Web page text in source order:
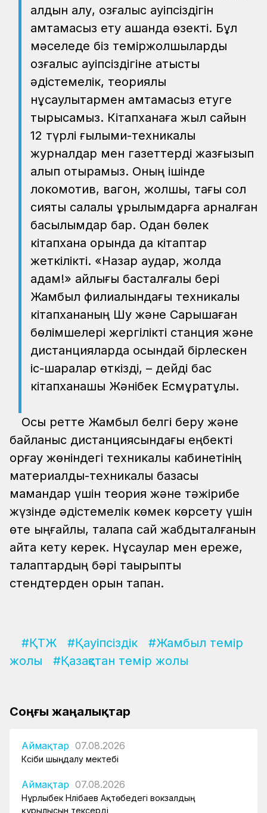
алдын алу, қозғалыс қауіпсіздігін
қамтамасыз ету қашанда өзекті. Бұл
мәселеде біз теміржолшыларды
қозғалыс қауіпсіздігіне қатысты
әдістемелік, теориялық
нұсқаулықтармен қамтамасыз етуге
тырысамыз. Кітапханаға жыл сайын
12 түрлі ғылыми-техникалық
журналдар мен газеттерді жазғызып
алып отырамыз. Оның ішінде
локомотив, вагон, жолшы, тағы сол
сияқты салалық құрылымдарға арналған
басылымдар бар. Одан бөлек
кітапхана қорында да кітаптар
жеткілікті. «Назар аудар, жолда
адам!» айлығы басталғалы бері
Жамбыл филиалындағы техникалық
кітапхананың Шу және Сарышаған
бөлімшелері жергілікті станция және
дистанцияларда осындай бірлескен
іс-шаралар өткізді, – дейді бас
кітапханашы Жәнібек Есмұратұлы.
Осы ретте Жамбыл белгі беру және
байланыс дистанциясындағы еңбекті
қорғау жөніндегі техникалық кабинетінің
материалдық-техникалық базасы
мамандар үшін теория және тәжірибе
жүзінде әдістемелік көмек көрсету үшін
өте ыңғайлы, талапқа сай жабдықталғанын
айта кету керек. Нұсқаулар мен ереже,
талаптардың бәрі тақырыптық
стендтерден орын тапқан.
#ҚТЖ #Қауіпсіздік
#Жамбыл темір
жолы
#Қазақстан темір жолы
Соңғы жаңалықтар
Аймақтар 07.08.2026
Кәсіби шыңдалу мектебі
Аймақтар 07.08.2026
Нұрлыбек Нәлібаев Ақтөбедегі вокзалдың
құрылысын тексерді